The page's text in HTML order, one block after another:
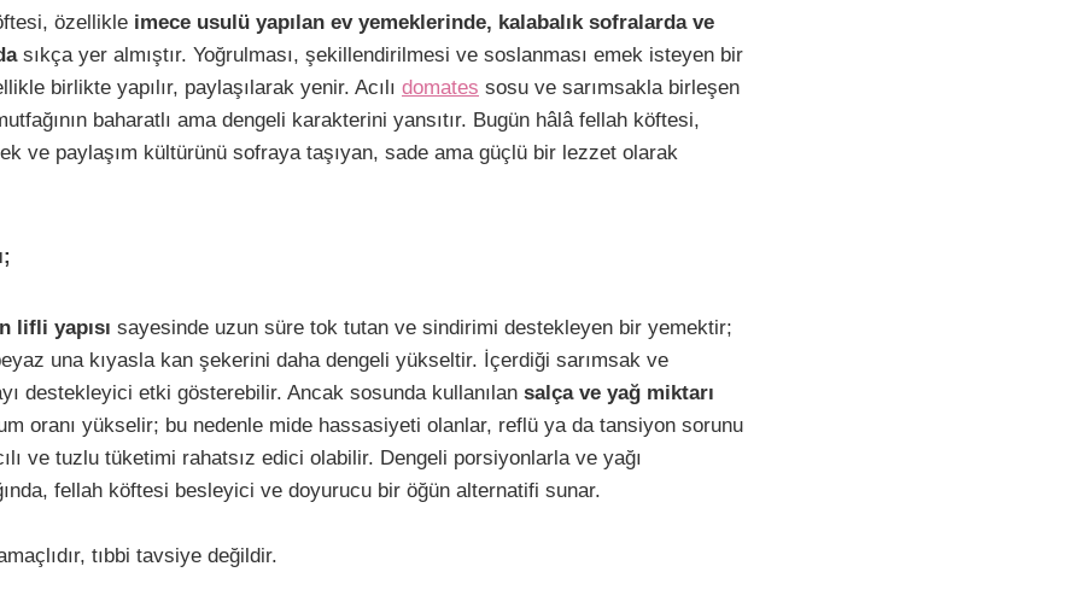
özellikle imece usulü yapılan ev yemeklerinde, kalabalık sofralarda ve
sıkça yer almıştır. Yoğrulması, şekillendirilmesi ve soslanması emek isteyen bir
birlikte yapılır, paylaşılarak yenir. Acılı domates sosu ve sarımsakla birleşen
baharatlı ama dengeli karakterini yansıtır. Bugün hâlâ fellah köftesi,
ve paylaşım kültürünü sofraya taşıyan, sade ama güçlü bir lezzet olarak
lifli yapısı sayesinde uzun süre tok tutan ve sindirimi destekleyen bir yemektir;
una kıyasla kan şekerini daha dengeli yükseltir. İçerdiği sarımsak ve
destekleyici etki gösterebilir. Ancak sosunda kullanılan salça ve yağ miktarı
oranı yükselir; bu nedenle mide hassasiyeti olanlar, reflü ya da tansiyon sorunu
ve tuzlu tüketimi rahatsız edici olabilir. Dengeli porsiyonlarla ve yağı
fellah köftesi besleyici ve doyurucu bir öğün alternatifi sunar.
tıbbi tavsiye değildir.